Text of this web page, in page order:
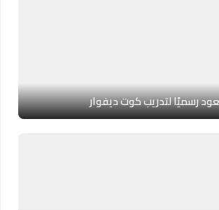
رسميًا لتدريب كوت ديفوار